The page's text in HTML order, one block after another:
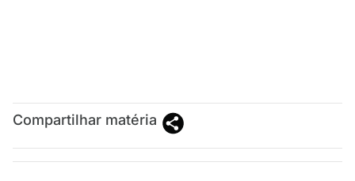
Compartilhar matéria